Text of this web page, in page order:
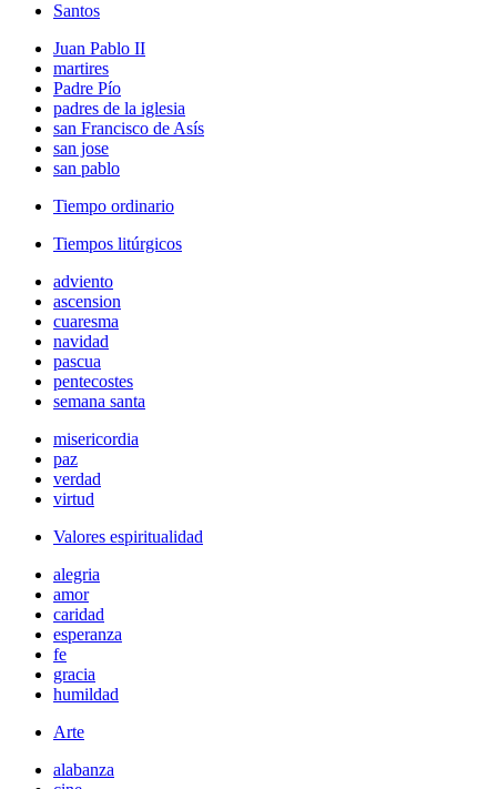
Santos
Juan Pablo II
martires
Padre Pío
padres de la iglesia
san Francisco de Asís
san jose
san pablo
Tiempo ordinario
Tiempos litúrgicos
adviento
ascension
cuaresma
navidad
pascua
pentecostes
semana santa
misericordia
paz
verdad
virtud
Valores espiritualidad
alegria
amor
caridad
esperanza
fe
gracia
humildad
Arte
alabanza